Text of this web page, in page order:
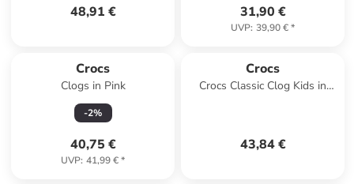
48,91 € 31,90 €
UVP: 39,90 €*
Crocs
Clogs in Pink
-2%
40,75 €
UVP: 41,99 €*
Crocs
Crocs Classic Clog Kids in
43,84 €